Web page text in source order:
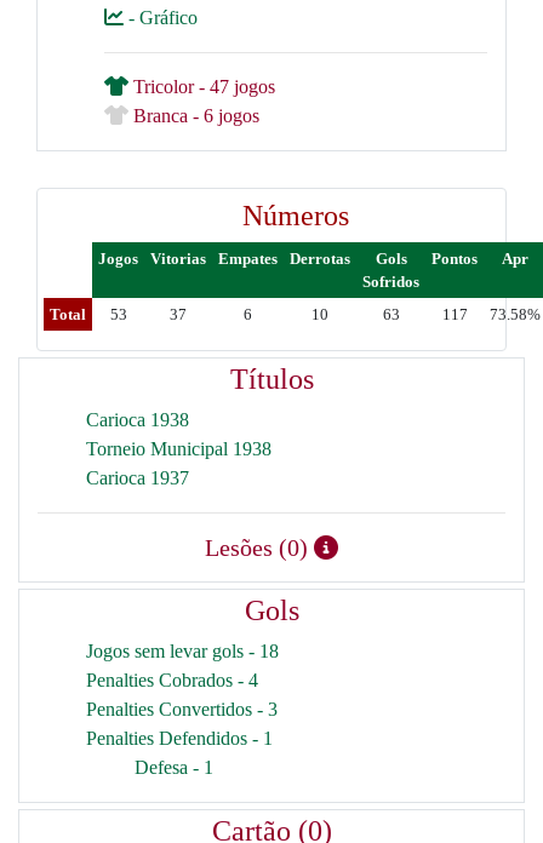
- Gráfico
Tricolor - 47 jogos
Branca - 6 jogos
Números
Jogos Vitorias Empates Derrotas
Gols
Sofridos
Pontos Apr
Total 53 37 6 10 63 117 73.58%
Títulos
Carioca 1938
Torneio Municipal 1938
Carioca 1937
Lesões (0)
Gols
Jogos sem levar gols - 18
Penalties Cobrados - 4
Penalties Convertidos - 3
Penalties Defendidos - 1
Defesa - 1
Cartão (0)